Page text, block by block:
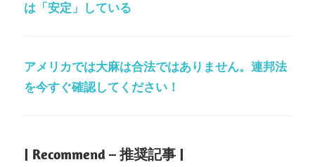
は「安定」している
アメリカでは大麻は合法ではありません。連邦法
を今すぐ確認してください！
| Recommend – 推奨記事 |